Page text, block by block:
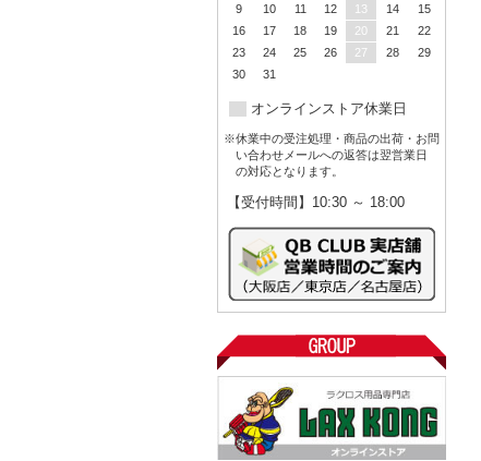
9
10 11 12 13 14
15
16
17 18 19 20 21
22
23
24 25 26 27 28
29
30
31
オンラインストア休業日
※休業中の受注処理・商品の出荷・お問
い合わせメールへの返答は翌営業日
の対応となります。
【受付時間】10:30 ～ 18:00